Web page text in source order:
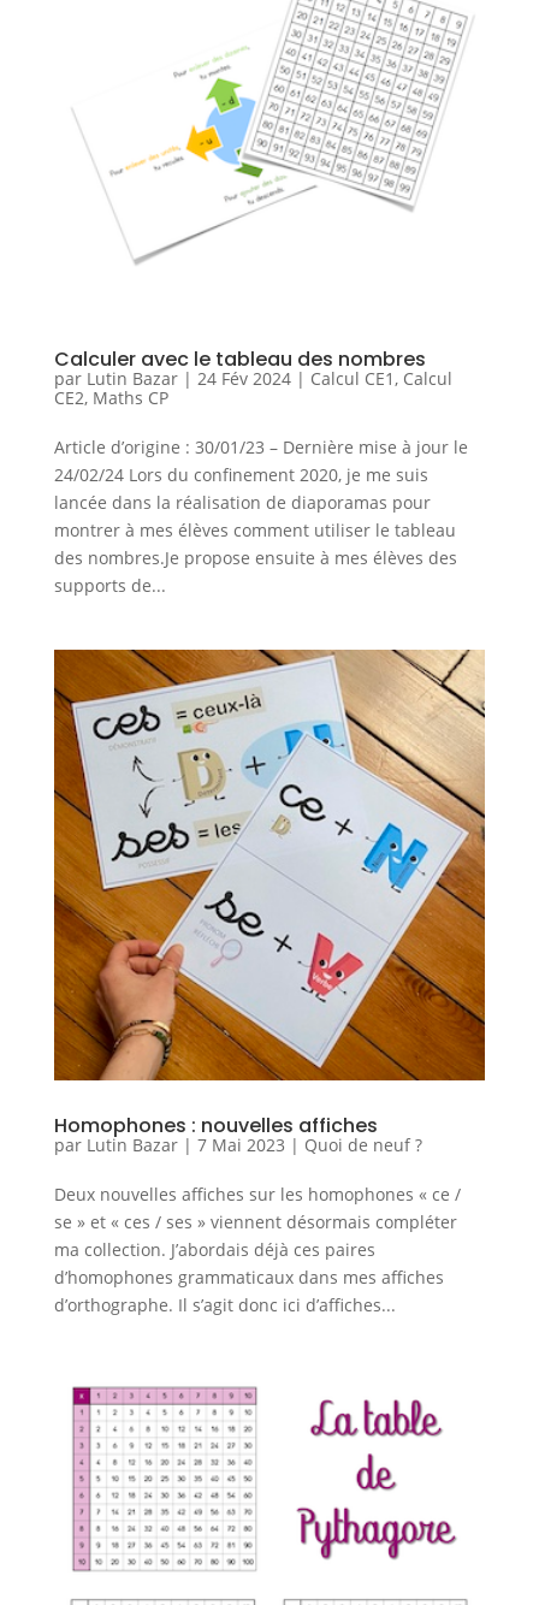
Calculer avec le tableau des nombres
par Lutin Bazar| 24 Fév 2024| Calcul CE1 , Calcul
CE2, Maths CP
Article d’origine : 30/01/23 – Dernière mise à jour le
24/02/24 Lors du confinement 2020, je me suis
lancée dans la réalisation de diaporamas pour
montrer à mes élèves comment utiliser le tableau
des nombres.Je propose ensuite à mes élèves des
supports de...
Homophones : nouvelles affiches
par Lutin Bazar| 7 Mai 2023 | Quoi de neuf ?
Deux nouvelles affiches sur les homophones « ce /
se » et « ces / ses » viennent désormais compléter
ma collection. J’abordais déjà ces paires
d’homophones grammaticaux dans mes affiches
d’orthographe. Il s’agit donc ici d’affiches...